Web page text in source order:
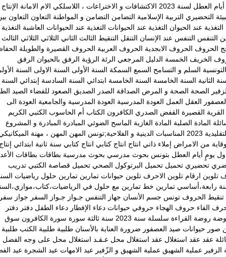
العطل لسنة 2023
الاكتشافات و الاختراعات ، اللاسلكي الام الامانة الإنتاج
التحضيري التربية الإسلامية التضامن التضامن و المواطنة التعاون التعاون
التغذية عند الحيوان التغذية عند الحيوانات التغذية عند الحيوانات العاشبة
التنفس التنفس عند الإنسان التنقل التنقيط الثالث الثاني الثلاثي الثلاثي الثالث
الحروف الحروف الابجدية الحروف العربية الحروف القصيرة والطويلة
الخريف الخمسة الدليل المرجعي الرئة الرؤية الرفق بالحيوان الرفق
السلم و التسامح السمع السمكة السنة الأولى السنة الاولى السنة
الثانية السنة الخامسة السنة الخامسة ابتدائي السنة السادسة إبتدائي السنة
الصحة الصحة و المرض الصداقة الصدر الصديق الصعود للفضاء الصيد
العقل العمل العودة المدرسية العودة المدرسية والجامعية العودة الى
القرية القصيرة القفض الصدري الكافرون الكتاب أم الحاسوب الكتبي الكريم
المادة الصلبة المادة الغازية الماسح الضوئي المبادرة المبادرة و المشروع
2023
المناسبات الدينية و الفلاحية;تونس المهن المهن ، مهنة
من الامراض إملاء ذاتي انتاج انتاج كتابي انتاج كتابي سنة ثانية ابتدائي إنتاج
يومٍ أيام العطل بتونس بحوث مدرسي بحوث مدرسية بطاقات بطاقات
تحضيري تحميل تحميل البرتوكول الصحي تحميل قصاصة الكتبي تدريب
تلوين ارقام تلوين الاحرف تلوين حيوانات تمارين تمارين حلول رياضيات
رابعة،أساسي تمارين خط تمارين مع حلول في
تنقيط الحروف تونس جسم الأنسان جهاز التنفس جـواز جـواز السفر جواز سفر
الفاء حروف الهجاء حروفي حيوانات دعاء الإفطار دعاء الطفل دفتر دفتر
روضة القراءة سلسلة سنة 2023 سنة ثالثة سورة سورة الكافرون سوق
صور حيوانات صيد العصفور ضرورة العناية بالأسنان طلبية طلبية الكتب طلبية
عقد عقد استغلال عقد استغلال محل عـقـد استغلال محل على وجه الفضل
الزفير عملية الشهيق عملية الشهيق و الزّفير عيد الامهات عيد الشجرة عيد